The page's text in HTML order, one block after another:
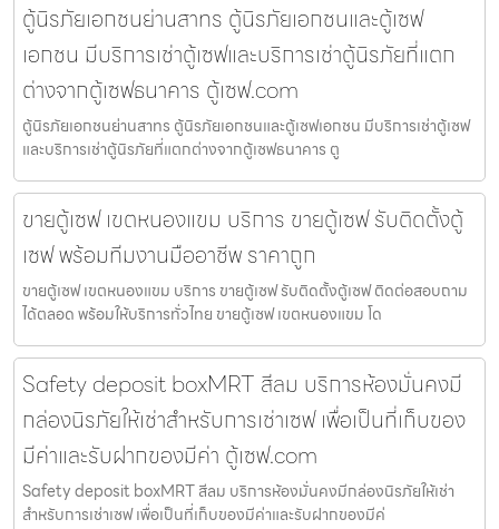
ตู้นิรภัยเอกชนย่านสาทร ตู้นิรภัยเอกชนและตู้เซฟ
เอกชน มีบริการเช่าตู้เซฟและบริการเช่าตู้นิรภัยที่แตก
ต่างจากตู้เซฟธนาคาร ตู้เซฟ.com
ตู้นิรภัยเอกชนย่านสาทร ตู้นิรภัยเอกชนและตู้เซฟเอกชน มีบริการเช่าตู้เซฟ
และบริการเช่าตู้นิรภัยที่แตกต่างจากตู้เซฟธนาคาร ตู
ขายตู้เซฟ เขตหนองแขม บริการ ขายตู้เซฟ รับติดตั้งตู้
เซฟ พร้อมทีมงานมืออาชีพ ราคาถูก
ขายตู้เซฟ เขตหนองแขม บริการ ขายตู้เซฟ รับติดตั้งตู้เซฟ ติดต่อสอบถาม
ได้ตลอด พร้อมให้บริการทั่วไทย ขายตู้เซฟ เขตหนองแขม โด
Safety deposit boxMRT สีลม บริการห้องมั่นคงมี
กล่องนิรภัยให้เช่าสำหรับการเช่าเซฟ เพื่อเป็นที่เก็บของ
มีค่าและรับฝากของมีค่า ตู้เซฟ.com
Safety deposit boxMRT สีลม บริการห้องมั่นคงมีกล่องนิรภัยให้เช่า
สำหรับการเช่าเซฟ เพื่อเป็นที่เก็บของมีค่าและรับฝากของมีค่